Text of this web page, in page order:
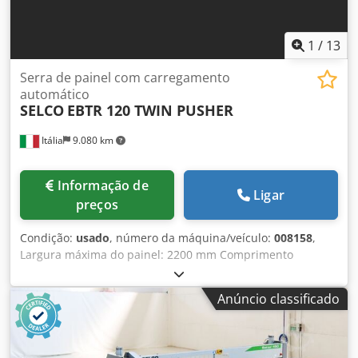
1 / 13
Itália 9.080 km
Serra de painel com carregamento
automático
SELCO EBTR 120 TWIN PUSHER
preços
Ligar
Condição: usado, número da máquina/veículo: 008158,
Largura máxima do painel: 2200 mm Comprimento
máximo do painel: 4300 mm Diâmetro máximo da serra
principal: 120 mm Número de grampos de fixação: 9
segundo dispositivo de aperto flexível: sim Chodjy Nku
Dopfx Afpoa estação rotativa: sim sistema de
carregamento para as lâminas: sim
Anúncio classificado